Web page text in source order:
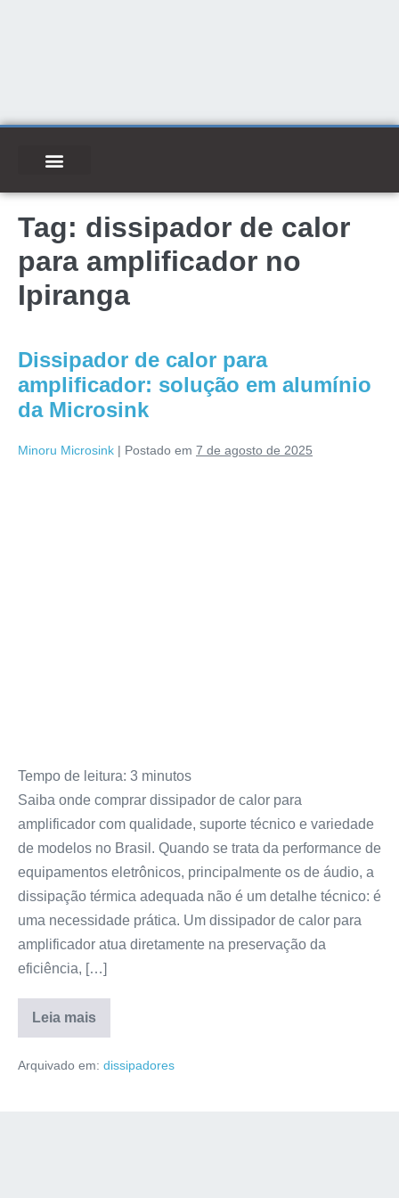
Tag: dissipador de calor
para amplificador no
Ipiranga
Dissipador de calor para
amplificador: solução em alumínio
da Microsink
Minoru Microsink | Postado em 7 de agosto de 2025
Tempo de leitura: 3 minutos
Saiba onde comprar dissipador de calor para
amplificador com qualidade, suporte técnico e variedade
de modelos no Brasil. Quando se trata da performance de
equipamentos eletrônicos, principalmente os de áudio, a
dissipação térmica adequada não é um detalhe técnico: é
uma necessidade prática. Um dissipador de calor para
amplificador atua diretamente na preservação da
eficiência, […]
Leia mais
Arquivado em: dissipadores